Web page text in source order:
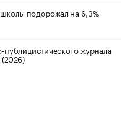
подорожал на 6,3%
журнала